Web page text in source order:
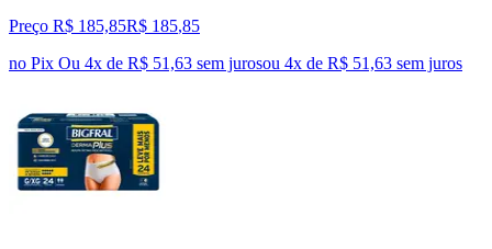
Preço R$ 185,85R$ 185,85
no Pix Ou 4x de R$ 51,63 sem jurosou 4x de R$ 51,63 sem juros